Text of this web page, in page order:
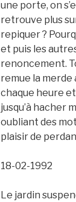
une porte, on
retrouve plus
repiquer ?
et puis les
renoncement.
remue la merde
chaque heure
jusqu’à hacher
oubliant des
plaisir de
18-02-1992
Le jardin